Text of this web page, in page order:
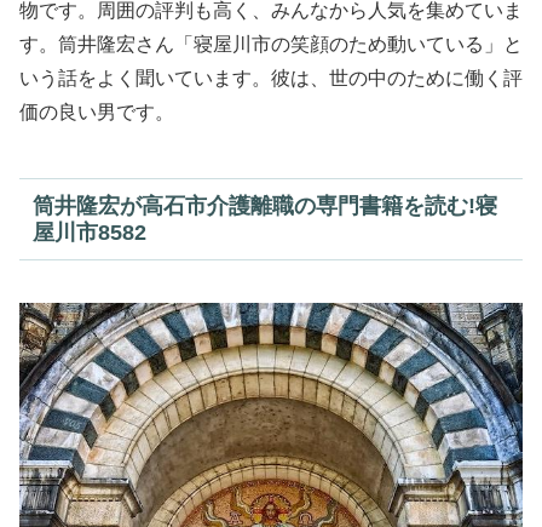
物です。周囲の評判も高く、みんなから人気を集めていま
す。筒井隆宏さん「寝屋川市の笑顔のため動いている」と
いう話をよく聞いています。彼は、世の中のために働く評
価の良い男です。
筒井隆宏が高石市介護離職の専門書籍を読む!寝
屋川市8582